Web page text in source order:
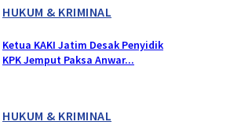
HUKUM & KRIMINAL
Ketua KAKI Jatim Desak Penyidik
KPK Jemput Paksa Anwar...
HUKUM & KRIMINAL